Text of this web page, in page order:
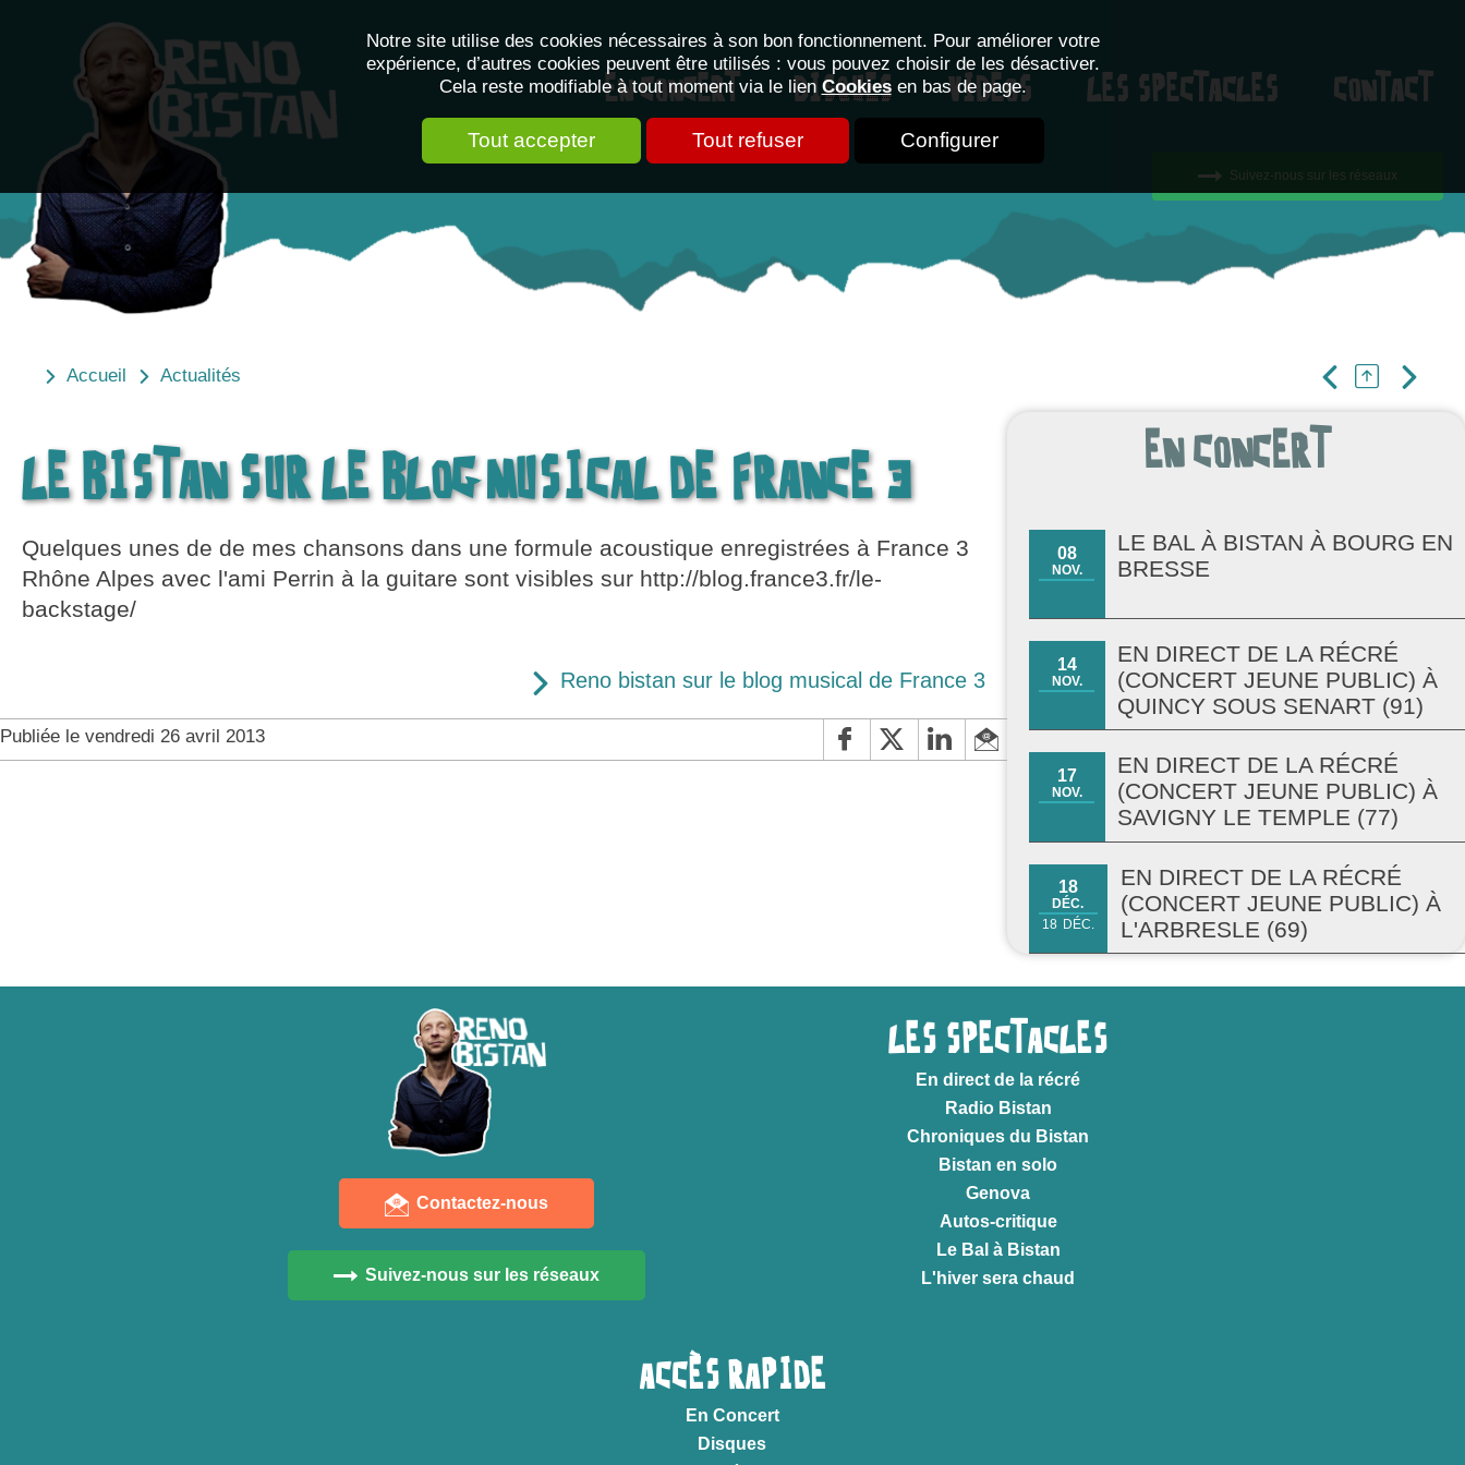
Notre site utilise des cookies nécessaires à son bon fonctionnement. Pour améliorer votre
expérience, d’autres cookies peuvent être utilisés : vous pouvez choisir de les désactiver.
Cela reste modifiable à tout moment via le lien Cookiesen bas de page.
Tout accepter Tout refuser Configurer
EN CONCERT DISQUES VIDÉOS LES SPECTACLES CONTACT
Suivez-nous sur les réseaux
Accueil Actualités
EN CONCERT
08
NOV.
LE BAL À BISTAN À BOURG EN
BRESSE
14
NOV.
EN DIRECT DE LA RÉCRÉ
(CONCERT JEUNE PUBLIC) À
QUINCY SOUS SENART (91)
17
NOV.
EN DIRECT DE LA RÉCRÉ
(CONCERT JEUNE PUBLIC) À
SAVIGNY LE TEMPLE (77)
18
DÉC.
18
DÉC.
EN DIRECT DE LA RÉCRÉ
(CONCERT JEUNE PUBLIC) À
L'ARBRESLE (69)
LE BISTAN SUR LE BLOG MUSICAL DE FRANCE 3
Quelques unes de de mes chansons dans une formule acoustique enregistrées à France 3
Rhône Alpes avec l'ami Perrin à la guitare sont visibles sur http://blog.france3.fr/le-
backstage/
Reno bistan sur le blog musical de France 3
Publiée le vendredi 26 avril 2013
Contactez-nous
Suivez-nous sur les réseaux
LES SPECTACLES
En direct de la récré
Radio Bistan
Chroniques du Bistan
Bistan en solo
Genova
Autos-critique
Le Bal à Bistan
L'hiver sera chaud
ACCÈS RAPIDE
En Concert
Disques